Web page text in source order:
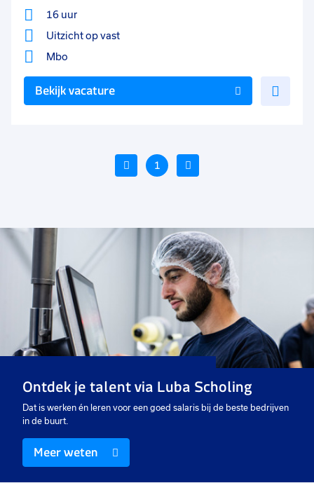
16 uur
Uitzicht op vast
Mbo
Bekijk vacature
Vorige
1
Voeg
toe
aan
favorieten
Parttime administratief
medewerker
16 uur
€ 15,00- € 16,00 p.u.
Ontdek je talent via Luba Scholing
Dat is werken én leren voor een goed salaris bij de beste bedrijven
in de buurt.
Meer weten